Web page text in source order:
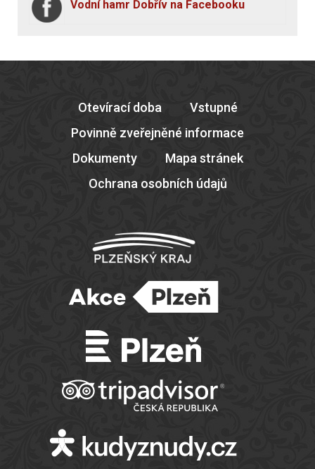
Vodní hamr Dobřív na Facebooku
Otevírací doba
Vstupné
Povinně zveřejněné informace
Dokumenty
Mapa stránek
Ochrana osobních údajů